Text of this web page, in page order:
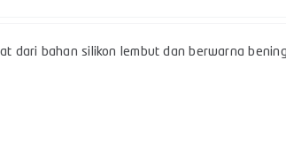
dari bahan silikon lembut dan berwarna